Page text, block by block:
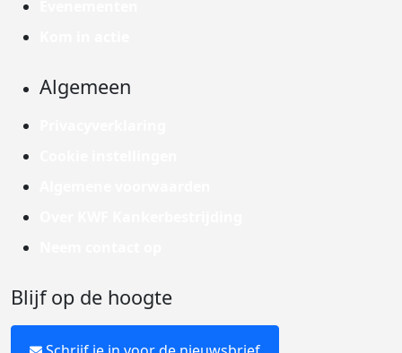
Algemeen
Blijf op de hoogte